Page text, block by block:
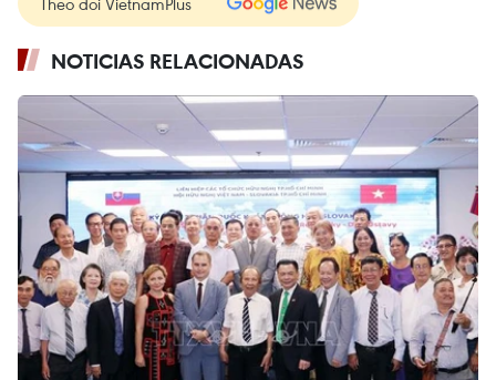
NOTICIAS RELACIONADAS